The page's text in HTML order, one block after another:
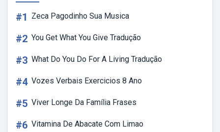
#1 Zeca Pagodinho Sua Musica
#2 You Get What You Give Tradução
#3 What Do You Do For A Living Tradução
#4 Vozes Verbais Exercicios 8 Ano
#5 Viver Longe Da Família Frases
#6 Vitamina De Abacate Com Limao